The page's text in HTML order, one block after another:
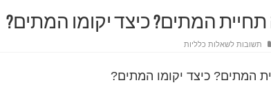
המתים? כיצד יקומו המתים?
תשובות לשאלות כלליות
המתים? כיצד יקומו המתים?